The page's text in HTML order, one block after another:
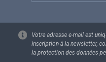
Votre adresse e-mail est
inscription à la newsletter,
la protection des données